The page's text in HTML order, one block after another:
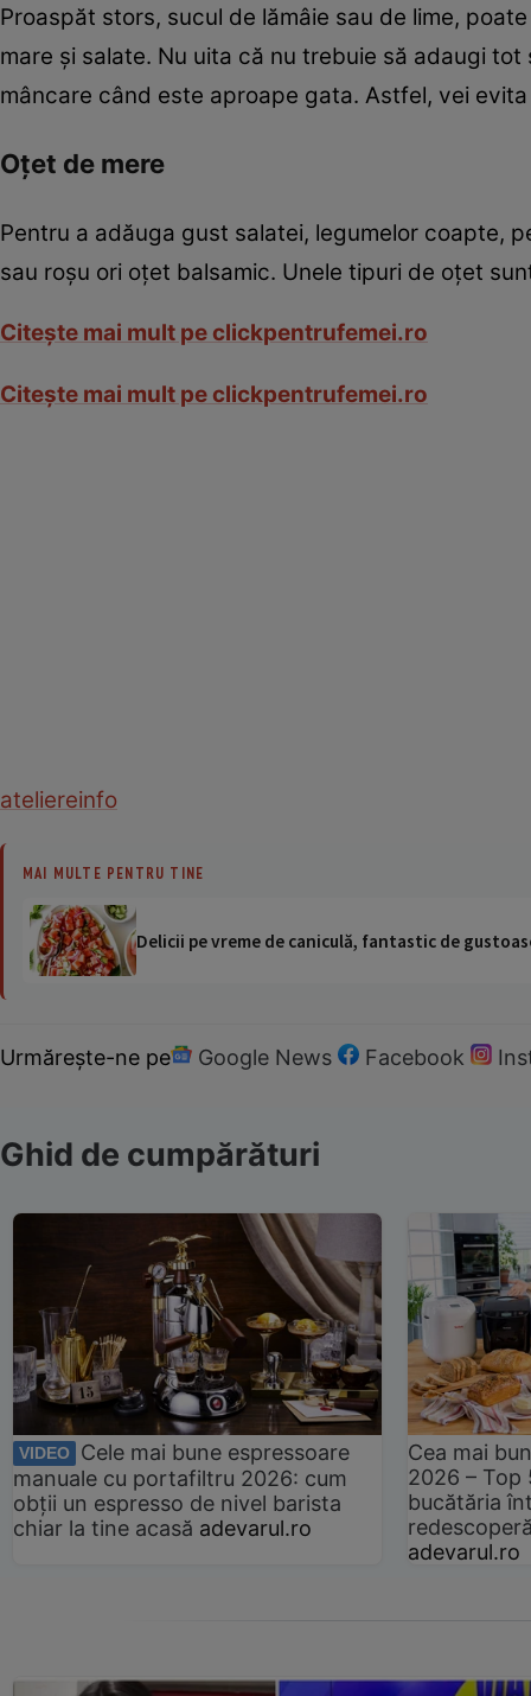
Proaspăt stors, sucul de lămâie sau de lime,
mare şi salate. Nu uita că nu trebuie să adaugi
mâncare când este aproape gata. Astfel, vei
Oţet de mere
Pentru a adăuga gust salatei, legumelor coapte,
sau roşu ori oţet balsamic. Unele tipuri de oţet
Citeşte mai mult pe clickpentrufemei.ro
Citeşte mai mult pe clickpentrufemei.ro
ateliereinfo
MAI MULTE PENTRU TINE
Delicii pe vreme de caniculă, fantastic de
Urmărește-ne pe Google News Facebook
Ghid de cumpărături
VIDEO
Cele mai bune espressoare
manuale cu portafiltru 2026: cum
obții un espresso de nivel barista
chiar la tine acasă adevarul.ro
Cea mai
2026 –
bucătăria
adevarul.ro